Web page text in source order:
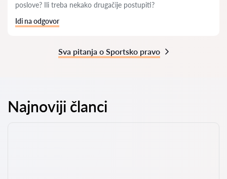
poslove? Ili treba nekako drugačije postupiti?
Idi na odgovor
Sva pitanja o Sportsko pravo
Najnoviji članci